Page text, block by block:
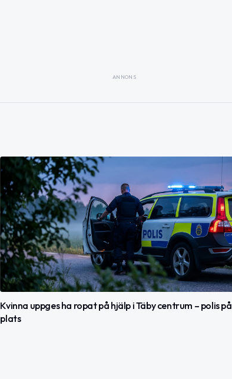
ANNONS
Kvinna uppges ha ropat på hjälp i Täby centrum – polis på
plats